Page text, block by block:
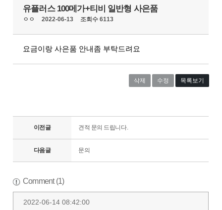
유플러스 100메가+티비 일반형 사은품
ㅇㅇ 2022-06-13 조회수 6113
요금이랑 사은품 안내좀 부탁드려요
삭제 수정 목록보기
이전글 견적 문의 드립니다.
다음글 문의
Comment (1)
2022-06-14 08:42:00